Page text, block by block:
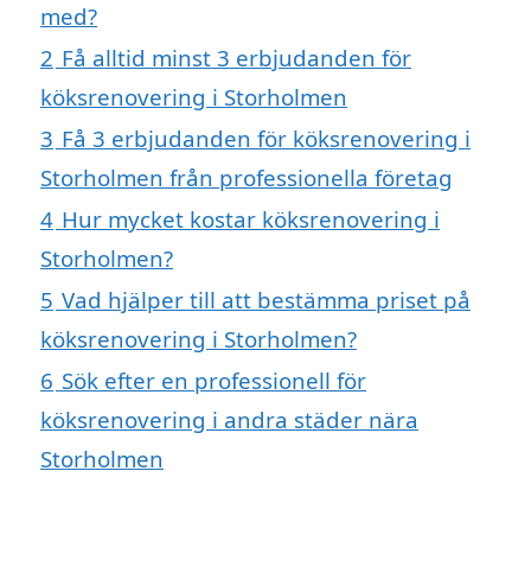
med?
2 Få alltid minst 3 erbjudanden för
köksrenovering i Storholmen
3 Få 3 erbjudanden för köksrenovering i
Storholmen från professionella företag
4 Hur mycket kostar köksrenovering i
Storholmen?
5 Vad hjälper till att bestämma priset på
köksrenovering i Storholmen?
6 Sök efter en professionell för
köksrenovering i andra städer nära
Storholmen